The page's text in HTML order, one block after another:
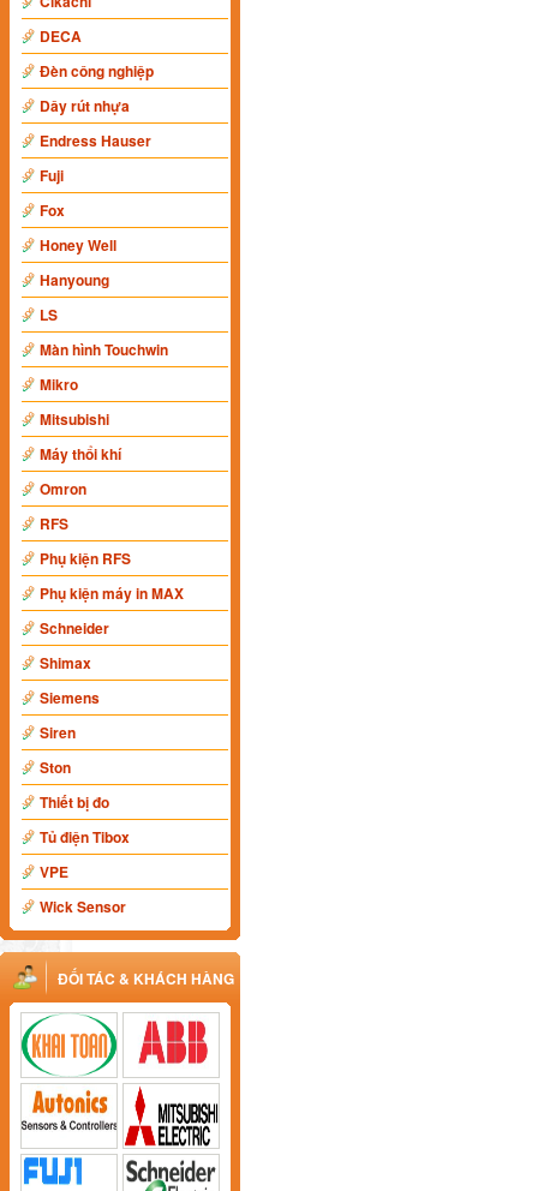
DECA
Đèn công nghiệp
Dây rút nhựa
Endress Hauser
Fuji
Fox
Honey Well
Hanyoung
LS
Màn hình Touchwin
Mikro
Mitsubishi
Máy thổi khí
Omron
RFS
Phụ kiện RFS
Phụ kiện máy in MAX
Schneider
Shimax
Siemens
Siren
Ston
Thiết bị đo
Tủ điện Tibox
VPE
Wick Sensor
ĐỐI TÁC & KHÁCH HÀNG